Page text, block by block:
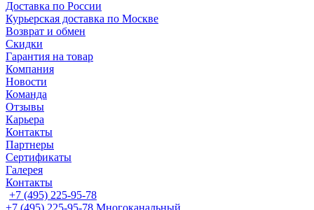
Доставка по России
Курьерская доставка по Москве
Возврат и обмен
Скидки
Гарантия на товар
Компания
Новости
Команда
Отзывы
Карьера
Контакты
Партнеры
Сертификаты
Галерея
Контакты
+7 (495) 225-95-78
+7 (495) 225-95-78 Многоканальный